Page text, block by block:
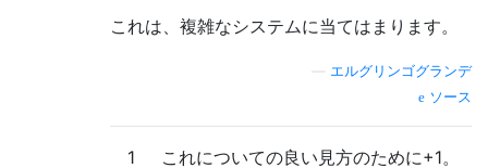
これは、複雑なシステムに当てはまります。
エルグリンゴグランデ
ソース
1
これについての良い見方のために+1。